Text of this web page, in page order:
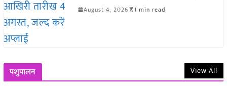
August 4, 2026 1 min read
पशुपालन View All